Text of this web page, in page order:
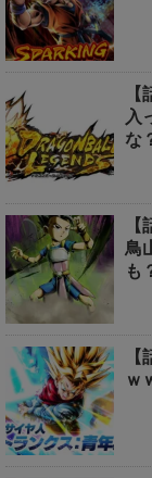
入
な
鳥
も
ｗ